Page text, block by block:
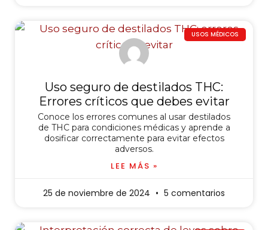
USOS MÉDICOS
Uso seguro de destilados THC:
Errores críticos que debes evitar
Conoce los errores comunes al usar destilados
de THC para condiciones médicas y aprende a
dosificar correctamente para evitar efectos
adversos.
LEE MÁS »
25 de noviembre de 2024 5 comentarios